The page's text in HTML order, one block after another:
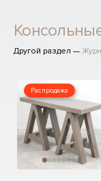
Другой раздел —
Распродажа